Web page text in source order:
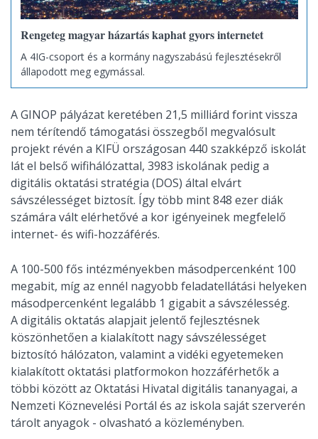
Rengeteg magyar házartás kaphat gyors internetet
A 4IG-csoport és a kormány nagyszabású fejlesztésekről
állapodott meg egymással.
A GINOP pályázat keretében 21,5 milliárd forint vissza
nem térítendő támogatási összegből megvalósult
projekt révén a KIFÜ országosan 440 szakképző iskolát
lát el belső wifihálózattal, 3983 iskolának pedig a
digitális oktatási stratégia (DOS) által elvárt
sávszélességet biztosít. Így több mint 848 ezer diák
számára vált elérhetővé a kor igényeinek megfelelő
internet- és wifi-hozzáférés.
A 100-500 fős intézményekben másodpercenként 100
megabit, míg az ennél nagyobb feladatellátási helyeken
másodpercenként legalább 1 gigabit a sávszélesség.
A digitális oktatás alapjait jelentő fejlesztésnek
köszönhetően a kialakított nagy sávszélességet
biztosító hálózaton, valamint a vidéki egyetemeken
kialakított oktatási platformokon hozzáférhetők a
többi között az Oktatási Hivatal digitális tananyagai, a
Nemzeti Köznevelési Portál és az iskola saját szerverén
tárolt anyagok - olvasható a közleményben.